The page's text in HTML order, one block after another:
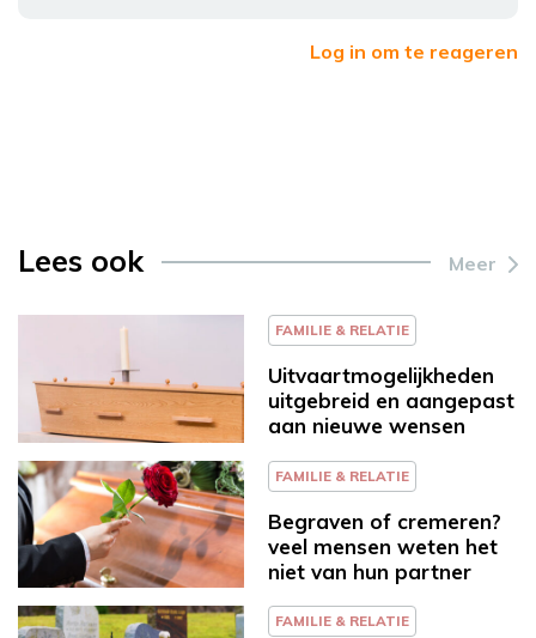
Log in om te reageren
Lees ook Meer
FAMILIE & RELATIE
Uitvaartmogelijkheden
uitgebreid en aangepast
aan nieuwe wensen
FAMILIE & RELATIE
Begraven of cremeren?
veel mensen weten het
niet van hun partner
FAMILIE & RELATIE